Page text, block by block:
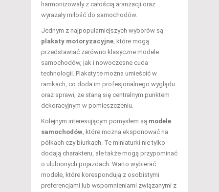
harmonizowały z całością aranżacji oraz
wyrażały miłość do samochodów.
Jednym z najpopularniejszych wyborów są
plakaty motoryzacyjne, które mogą
przedstawiać zarówno klasyczne modele
samochodów, jak i nowoczesne cuda
technologii. Plakaty te można umieścić w
ramkach, co doda im profesjonalnego wyglądu
oraz sprawi, że staną się centralnym punktem
dekoracyjnym w pomieszczeniu.
Kolejnym interesującym pomysłem są modele
samochodów, które można eksponować na
półkach czy biurkach. Te miniaturki nie tylko
dodają charakteru, ale także mogą przypominać
o ulubionych pojazdach. Warto wybierać
modele, które korespondują z osobistymi
preferencjami lub wspomnieniami związanymi z